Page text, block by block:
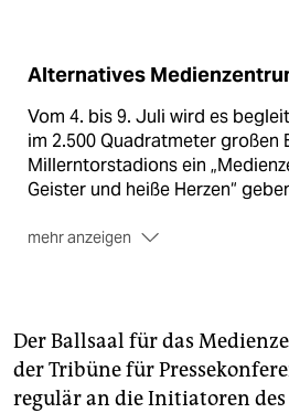
Alternatives
Vom 4. bis 9. Juli wird es
im 2.500 Quadratmeter großen
Millerntorstadions ein
Geister und heiße Herzen“
mehr anzeigen
Arbeitsplätzezum Schreiben,
führen, Diskussionen zu
dazu Studios für Audio und
Der Ballsaal für das
der Tribüne für
regulär an die Initiatoren des